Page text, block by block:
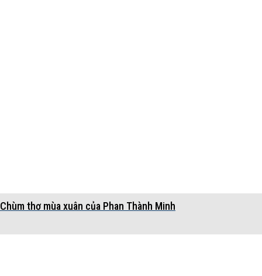
Chùm thơ mùa xuân của Phan Thành Minh